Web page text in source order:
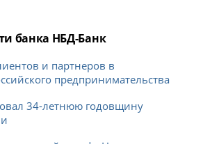
банка НБД-Банк
и партнеров в
предпринимательства
34-летнюю годовщину